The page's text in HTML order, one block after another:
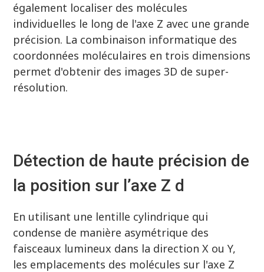
également localiser des molécules
individuelles le long de l'axe Z avec une grande
précision. La combinaison informatique des
coordonnées moléculaires en trois dimensions
permet d'obtenir des images 3D de super-
résolution.
Détection de haute précision de
la position sur l’axe Z d
En utilisant une lentille cylindrique qui
condense de manière asymétrique des
faisceaux lumineux dans la direction X ou Y,
les emplacements des molécules sur l'axe Z